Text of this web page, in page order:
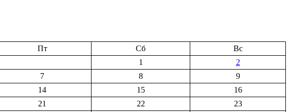
Пт Сб
Вс
1
2
7 8
9
14 15
16
21 22
23